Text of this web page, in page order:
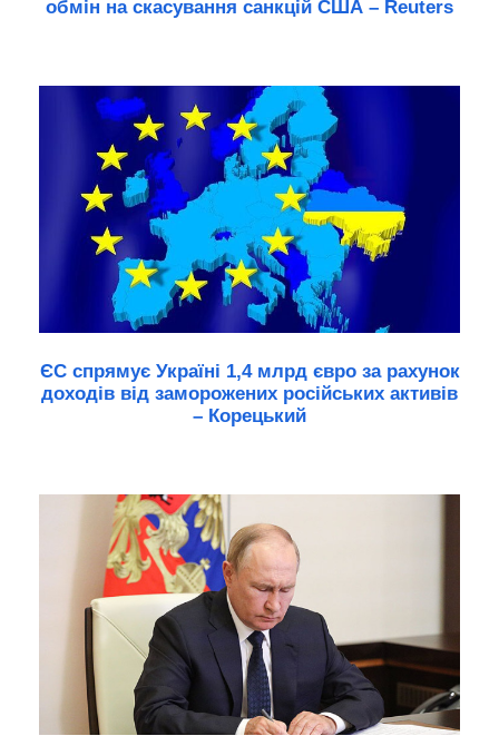
обмін на скасування санкцій США – Reuters
ЄС спрямує Україні 1,4 млрд євро за рахунок
доходів від заморожених російських активів
– Корецький